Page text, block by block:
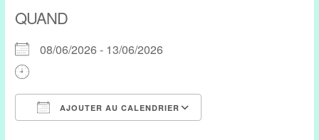
QUAND
08/06/2026 - 13/06/2026
AJOUTER AU CALENDRIER